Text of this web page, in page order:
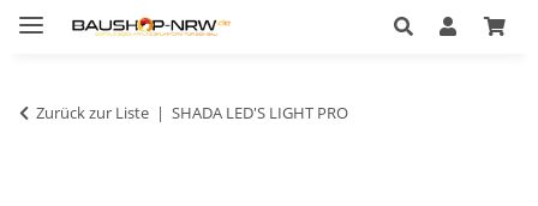
Zurück zur Liste SHADA LED'S LIGHT PRO